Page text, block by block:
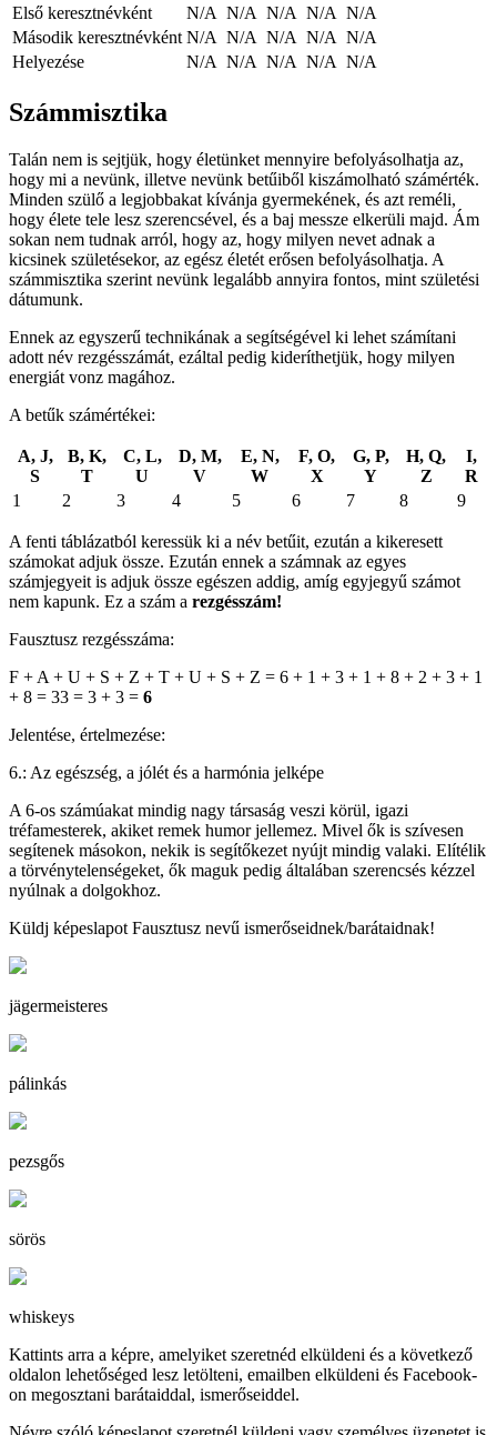
Első keresztnévként
N/A N/A N/A N/A N/A
Második keresztnévként N/A N/A N/A N/A N/A
Helyezése
N/A N/A N/A N/A N/A
Számmisztika
Talán nem is sejtjük, hogy életünket mennyire befolyásolhatja az,
hogy mi a nevünk, illetve nevünk betűiből kiszámolható számérték.
Minden szülő a legjobbakat kívánja gyermekének, és azt reméli,
hogy élete tele lesz szerencsével, és a baj messze elkerüli majd. Ám
sokan nem tudnak arról, hogy az, hogy milyen nevet adnak a
kicsinek születésekor, az egész életét erősen befolyásolhatja. A
számmisztika szerint nevünk legalább annyira fontos, mint születési
dátumunk.
Ennek az egyszerű technikának a segítségével ki lehet számítani
adott név rezgésszámát, ezáltal pedig kideríthetjük, hogy milyen
energiát vonz magához.
A betűk számértékei:
A, J,
S
B, K,
T
C, L,
U
D, M,
V
E, N,
W
F, O,
X
G, P,
Y
H, Q,
Z
I,
R
1
2 3 4 5 6 7 8 9
A fenti táblázatból keressük ki a név betűit, ezután a kikeresett
számokat adjuk össze. Ezután ennek a számnak az egyes
számjegyeit is adjuk össze egészen addig, amíg egyjegyű számot
nem kapunk. Ez a szám a rezgésszám!
Fausztusz rezgésszáma:
F + A + U + S + Z + T + U + S + Z = 6 + 1 + 3 + 1 + 8 + 2 + 3 + 1
+ 8 = 33 = 3 + 3 = 6
Jelentése, értelmezése:
6.: Az egészség, a jólét és a harmónia jelképe
A 6-os számúakat mindig nagy társaság veszi körül, igazi
tréfamesterek, akiket remek humor jellemez. Mivel ők is szívesen
segítenek másokon, nekik is segítőkezet nyújt mindig valaki. Elítélik
a törvénytelenségeket, ők maguk pedig általában szerencsés kézzel
nyúlnak a dolgokhoz.
Küldj képeslapot Fausztusz nevű ismerőseidnek/barátaidnak!
jägermeisteres
pálinkás
pezsgős
sörös
whiskeys
Kattints arra a képre, amelyiket szeretnéd elküldeni és a következő
oldalon lehetőséged lesz letölteni, emailben elküldeni és Facebook-
on megosztani barátaiddal, ismerőseiddel.